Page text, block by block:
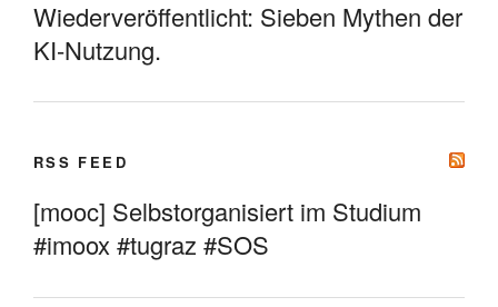
Wiederveröffentlicht: Sieben Mythen der
KI-Nutzung.
RSS FEED
[mooc] Selbstorganisiert im Studium
#imoox #tugraz #SOS